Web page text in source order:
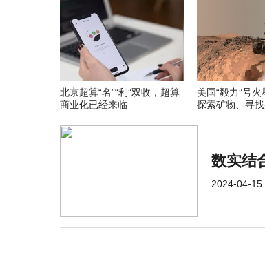
北京超算“名”“利”双收，超算
商业化已经来临
美国“毅力”号
探索矿物、寻
数实结
2024-04-15